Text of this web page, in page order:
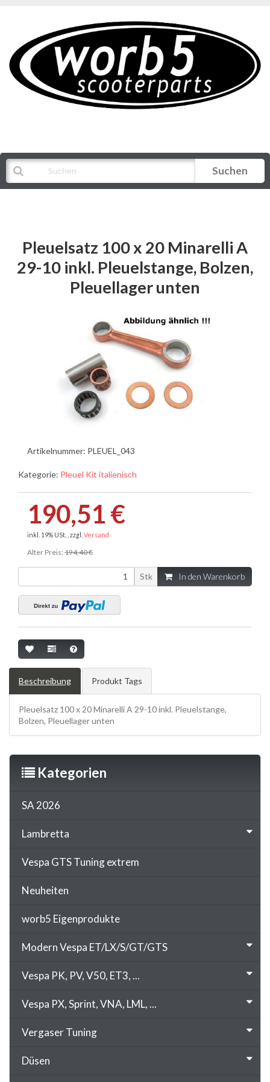
Suchen
Pleuelsatz 100 x 20 Minarelli A
29-10 inkl. Pleuelstange, Bolzen,
Pleuellager unten
Artikelnummer: PLEUEL_043
Kategorie: Pleuel Kit italienisch
190,51 €
inkl. 19% USt. , zzgl. Versand
Alter Preis: 194,40 €
Stk In den Warenkorb
Beschreibung Produkt Tags
Pleuelsatz 100 x 20 Minarelli A 29-10 inkl. Pleuelstange,
Bolzen, Pleuellager unten
Kategorien
SA 2026
Lambretta
Vespa GTS Tuning extrem
Neuheiten
worb5 Eigenprodukte
Modern Vespa ET/LX/S/GT/GTS
Vespa PK, PV, V50, ET3, ...
Vespa PX, Sprint, VNA, LML, ...
Vergaser Tuning
Düsen